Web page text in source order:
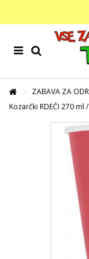
ZABAVA ZA
Kozarčki RDEČI 270 ml